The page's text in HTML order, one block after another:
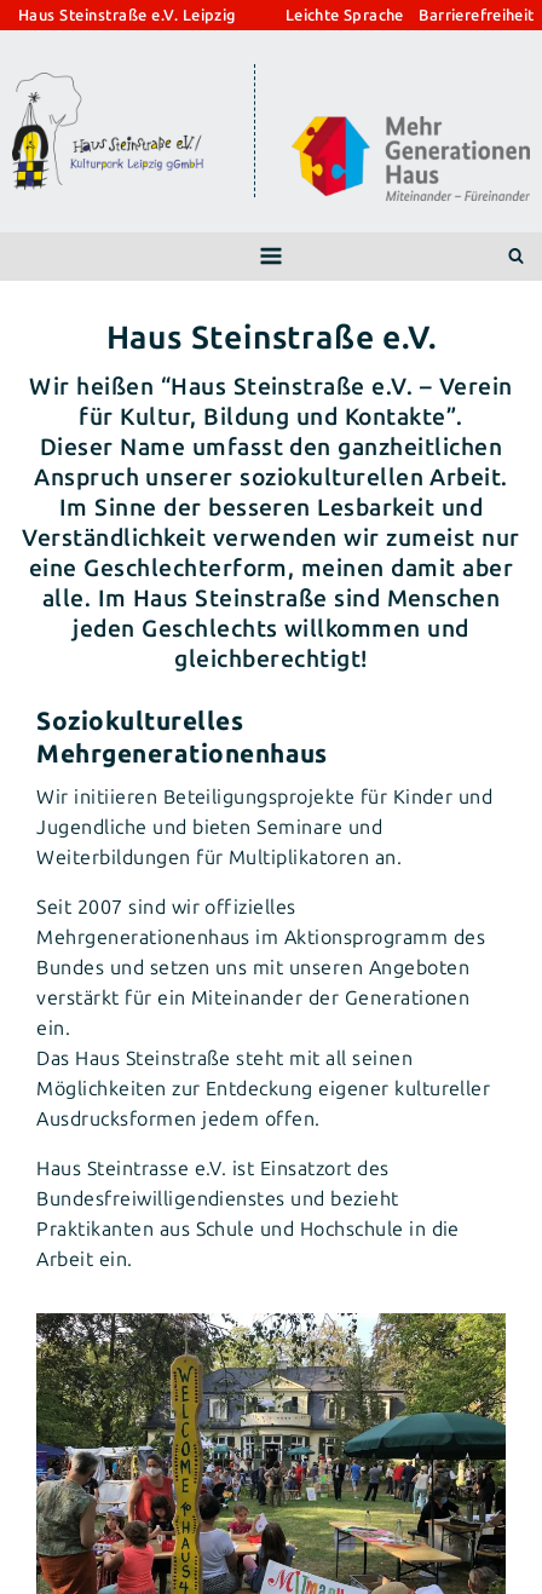
Zum
springen
Haus Steinstraße e.V. Leipzig Leichte Sprache Barrierefreiheit
Haus Steinstraße e.V.
Wir heißen “Haus Steinstraße e.V. – Verein
für Kultur, Bildung und Kontakte”.
Dieser Name umfasst den ganzheitlichen
Anspruch unserer soziokulturellen Arbeit.
Im Sinne der besseren Lesbarkeit und
Verständlichkeit verwenden wir zumeist nur
eine Geschlechterform, meinen damit aber
alle. Im Haus Steinstraße sind Menschen
jeden Geschlechts willkommen und
gleichberechtigt!
Soziokulturelles
Mehrgenerationenhaus
Wir initiieren Beteiligungsprojekte für Kinder und
Jugendliche und bieten Seminare und
Weiterbildungen für Multiplikatoren an.
Seit 2007 sind wir offizielles
Mehrgenerationenhaus im Aktionsprogramm des
Bundes und setzen uns mit unseren Angeboten
verstärkt für ein Miteinander der Generationen
ein.
Das Haus Steinstraße steht mit all seinen
Möglichkeiten zur Entdeckung eigener kultureller
Ausdrucksformen jedem offen.
Haus Steintrasse e.V. ist Einsatzort des
Bundesfreiwilligendienstes und bezieht
Praktikanten aus Schule und Hochschule in die
Arbeit ein.